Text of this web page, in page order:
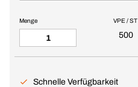
VPE / ST
500
Menge
Schnelle Verfügbarkeit